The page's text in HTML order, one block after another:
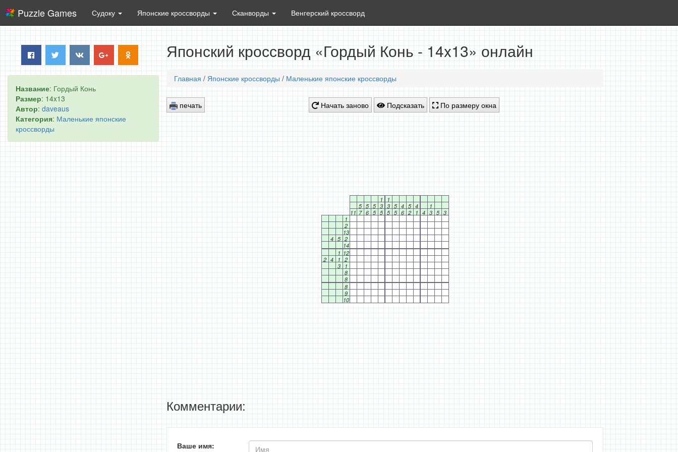
Puzzle Games Судоку Японские кроссворды Сканворды Венгерский кроссворд
Название: Гордый Конь
Размер: 14x13
Автор: daveaus
Категория: Маленькие японские
кроссворды
Японский кроссворд «Гордый Конь - 14x13» онлайн
Главная / Японские кроссворды / Маленькие японские кроссворды
печать Начать заново Подсказать По размеру окна
1
1
5 5 5 3 3 5 4 5 4
1
11 7 6 5 5 5 5 6 2 1 4 3 5 3
1
2
13
4 5 2
14
1 12
2 4 1 2
3
1
8
8
8
9
10
Комментарии:
Ваше имя: